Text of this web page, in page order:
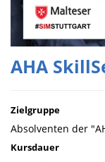
AHA
Zielgruppe
Absolventen der
Kursdauer